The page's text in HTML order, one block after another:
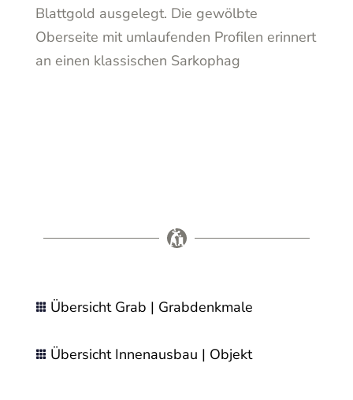
Blattgold ausgelegt. Die gewölbte
Oberseite mit umlaufenden Profilen erinnert
an einen klassischen Sarkophag
 Übersicht Grab | Grabdenkmale
 Übersicht Innenausbau | Objekt